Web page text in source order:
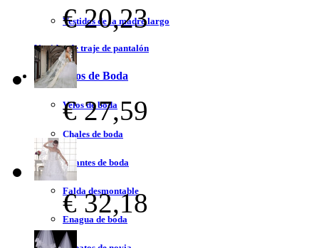
Vestidos de la madre largo
Vestidos de traje de pantalón
Accesorios de Boda
Velos de boda
Chales de boda
Guantes de boda
Falda desmontable
Enagua de boda
€ 20,23
€ 27,59
€ 32,18